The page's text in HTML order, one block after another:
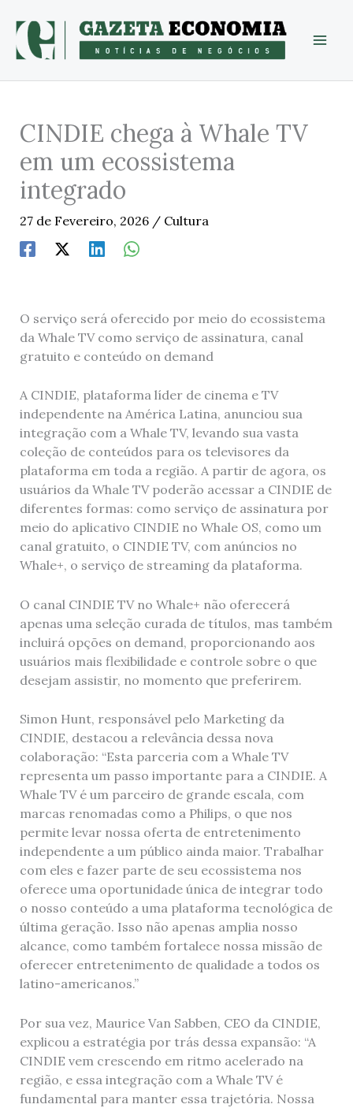
content
CINDIE chega à Whale TV
em um ecossistema
integrado
27 de Fevereiro, 2026 / Cultura
O serviço será oferecido por meio do ecossistema
da Whale TV como serviço de assinatura, canal
gratuito e conteúdo on demand
A CINDIE, plataforma líder de cinema e TV
independente na América Latina, anunciou sua
integração com a Whale TV, levando sua vasta
coleção de conteúdos para os televisores da
plataforma em toda a região. A partir de agora, os
usuários da Whale TV poderão acessar a CINDIE de
diferentes formas: como serviço de assinatura por
meio do aplicativo CINDIE no Whale OS, como um
canal gratuito, o CINDIE TV, com anúncios no
Whale+, o serviço de streaming da plataforma.
O canal CINDIE TV no Whale+ não oferecerá
apenas uma seleção curada de títulos, mas também
incluirá opções on demand, proporcionando aos
usuários mais flexibilidade e controle sobre o que
desejam assistir, no momento que preferirem.
Simon Hunt, responsável pelo Marketing da
CINDIE, destacou a relevância dessa nova
colaboração: “Esta parceria com a Whale TV
representa um passo importante para a CINDIE. A
Whale TV é um parceiro de grande escala, com
marcas renomadas como a Philips, o que nos
permite levar nossa oferta de entretenimento
independente a um público ainda maior. Trabalhar
com eles e fazer parte de seu ecossistema nos
oferece uma oportunidade única de integrar todo
o nosso conteúdo a uma plataforma tecnológica de
última geração. Isso não apenas amplia nosso
alcance, como também fortalece nossa missão de
oferecer entretenimento de qualidade a todos os
latino-americanos.”
Por sua vez, Maurice Van Sabben, CEO da CINDIE,
explicou a estratégia por trás dessa expansão: “A
CINDIE vem crescendo em ritmo acelerado na
região, e essa integração com a Whale TV é
fundamental para manter essa trajetória. Nossa